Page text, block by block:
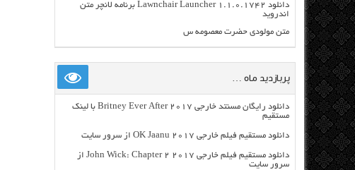
دانلود Lawnchair Launcher 1.1.0.1742 برنامه لانچر متن
اندروید
متن مولودی حضرت معصومه س
پربازدید ماه …
دانلود رایگان مسنتد خارجی Britney Ever After 2017 با لینک
مستقیم
دانلود مستقیم فیلم خارجی OK Jaanu 2017 از سرور سایت
دانلود مستقیم فیلم خارجی John Wick: Chapter 2 2017 از
سرور سایت